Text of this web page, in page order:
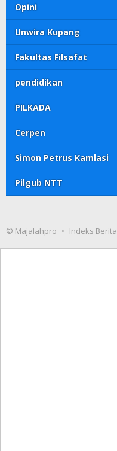
Opini
Unwira Kupang
Fakultas Filsafat
pendidikan
PILKADA
Cerpen
Simon Petrus Kamlasi
Pilgub NTT
© Majalahpro Indeks Berita